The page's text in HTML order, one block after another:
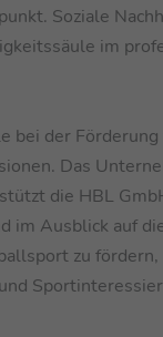
Soziale
im
der Förderung
Das
die HBL
im Ausblick auf
zu